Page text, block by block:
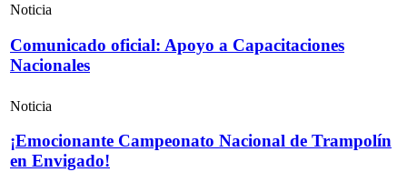
Noticia
Comunicado oficial: Apoyo a Capacitaciones
Nacionales
Noticia
¡Emocionante Campeonato Nacional de Trampolín
en Envigado!